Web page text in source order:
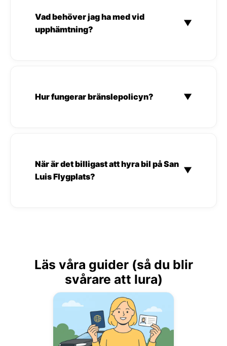
Vad behöver jag ha med vid
upphämtning?
▼
Hur fungerar bränslepolicyn? ▼
När är det billigast att hyra bil på San
Luis Flygplats?
▼
Läs våra guider (så du blir
svårare att lura)